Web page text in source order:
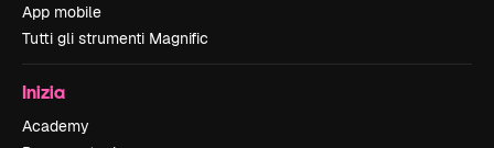
App mobile
Tutti gli strumenti Magnific
Inizia
Academy